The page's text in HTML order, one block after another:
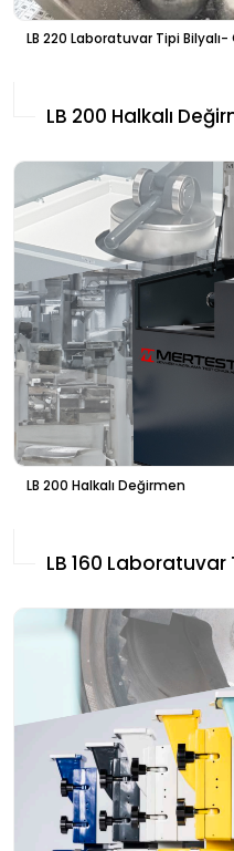
LB 220 Laboratuvar Tipi
LB 200 Halkalı
LB 200 Halkalı Değirmen
LB 160 Laboratuvar